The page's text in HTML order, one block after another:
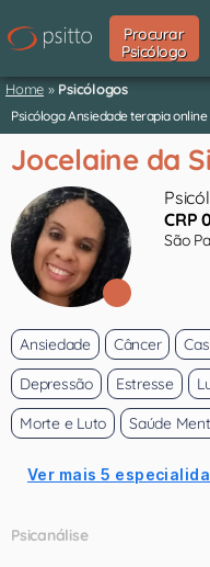
Procurar
Psicólogo
Home » Psicólogos
Psicóloga Ansiedade terapia
Jocelaine da
CRP
São
Ansiedade Câncer
Depressão
Estresse
Morte e Luto
Saúde
Ver mais 5
Psicanálise